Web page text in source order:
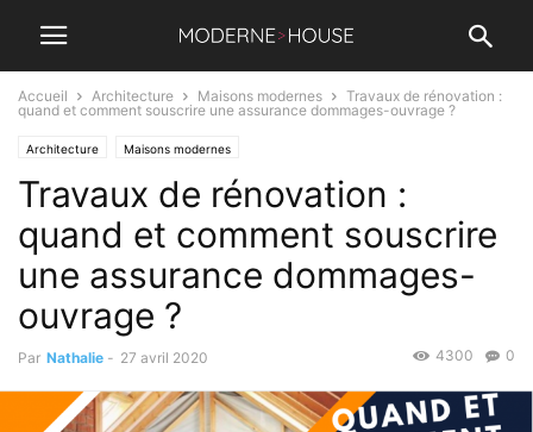
Accueil Architecture Maisons modernes
Travaux de rénovation :
quand et comment souscrire une assurance dommages-ouvrage ?
Architecture Maisons modernes
Travaux de rénovation :
quand et comment souscrire
une assurance dommages-
ouvrage ?
Par Nathalie - 27 avril 2020 0
4300